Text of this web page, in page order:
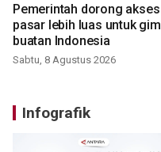
Pemerintah dorong akses
pasar lebih luas untuk gim
buatan Indonesia
Sabtu, 8 Agustus 2026
Infografik